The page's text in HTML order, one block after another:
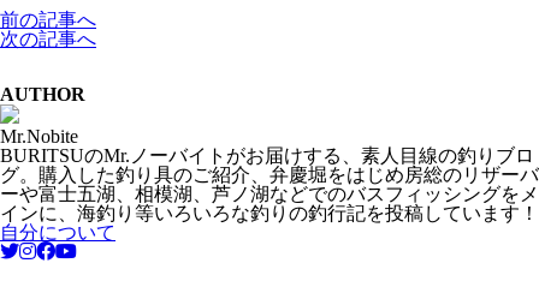
前の記事へ
次の記事へ
AUTHOR
Mr.Nobite
BURITSUのMr.ノーバイトがお届けする、素人目線の釣りブロ
グ。購入した釣り具のご紹介、弁慶堀をはじめ房総のリザーバ
ーや富士五湖、相模湖、芦ノ湖などでのバスフィッシングをメ
インに、海釣り等いろいろな釣りの釣行記を投稿しています！
自分について